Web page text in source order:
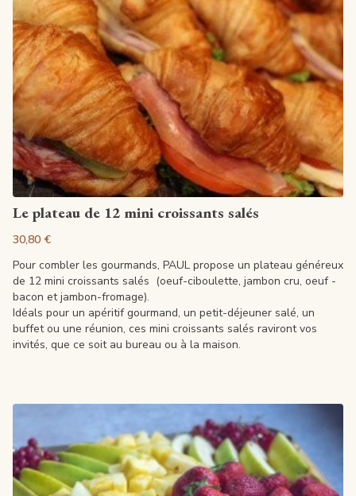
Artikel anzeigen
Le plateau de 12 mini croissants salés
30,80 €
Pour combler les gourmands, PAUL propose un plateau généreux
de 12 mini croissants salés (oeuf-ciboulette, jambon cru, oeuf -
bacon et jambon-fromage).
Idéals pour un apéritif gourmand, un petit-déjeuner salé, un
buffet ou une réunion, ces mini croissants salés raviront vos
invités, que ce soit au bureau ou à la maison.